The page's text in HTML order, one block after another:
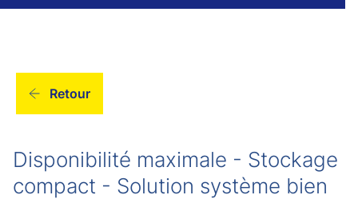
Retour
Disponibilité maximale - Stockage
compact - Solution système bien